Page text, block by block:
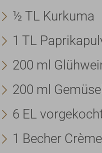
½ TL Kurkuma
1 TL
200 ml
200 ml
6 EL
1 Becher